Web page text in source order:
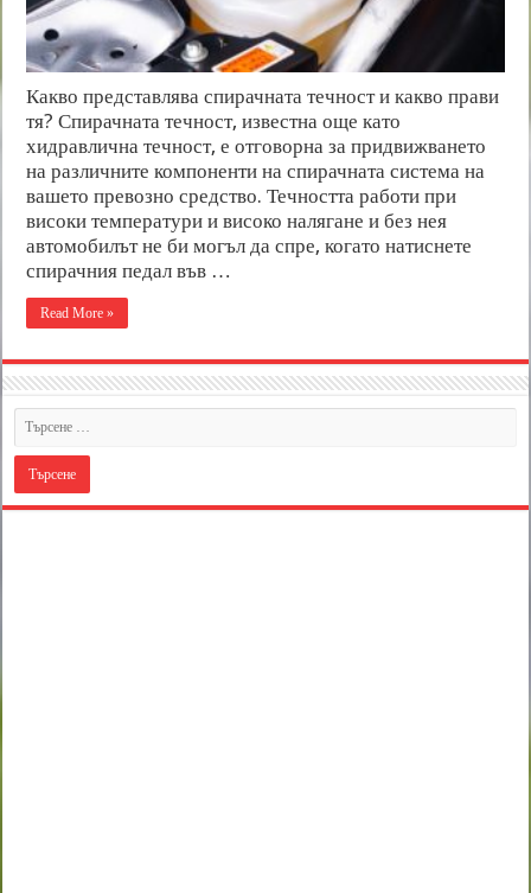
Какво представлява спирачната течност и какво прави
тя? Спирачната течност, известна още като
хидравлична течност, е отговорна за придвижването
на различните компоненти на спирачната система на
вашето превозно средство. Течността работи при
високи температури и високо налягане и без нея
автомобилът не би могъл да спре, когато натиснете
спирачния педал във …
Read More »